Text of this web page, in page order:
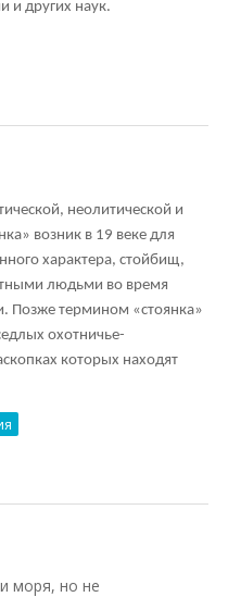
и других наук.
неолитической и
возник в 19 веке для
характера, стойбищ,
людьми во время
Позже термином «стоянка»
охотничье-
которых находят
моря, но не